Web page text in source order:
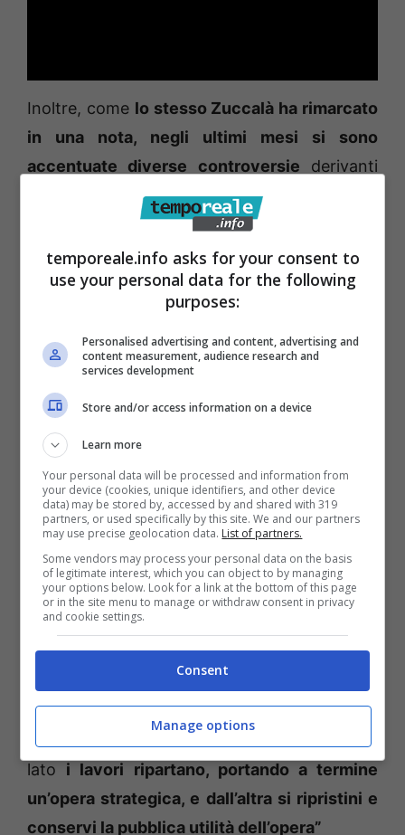
Inoltre, come lo stesso Zuccalà ha rimarcato
in una nota, negli ultimi mesi si sono
accentuate diverse controversie derivanti
privatizzazione del piazzale ex
“avvenuta in spregio al principio di
pubblica utilità dell’area e su cui si è basato sia
il progetto originario che l’acquisto dell’area
da parte del Consid da Ferrovie dello Stato”.
Si tratta di inattese complicazioni
burocratiche e amministrative che, tra
l’altro, sembrano allontanare la possibilità di
già assegnati dal Cipe e gli ulteriori 37
milioni per il completamento degli interventi
sull’infrastruttura ferroviaria e l’acquisto di
due convogli,che la Regione ha dichiarato di
aver inserito nella programmazione 2021-
2027.
“È urgente che tutti gli enti interessati, dal
alla Regione Lazio –ha commentato Zuccalà
– si impegnino concretamente affinché da un
lato i lavori ripartano, portando a termine
un’opera strategica, e dall’altra si ripristini e
conservi la pubblica utilità dell’opera”
temporeale.info asks for your consent to
use your personal data for the following
purposes:
Personalised advertising and content, advertising and
content measurement, audience research and
services development
Store and/or access information on a device
Learn more
Your personal data will be processed and information from
your device (cookies, unique identifiers, and other device
data) may be stored by, accessed by and shared with 319
partners, or used specifically by this site. We and our partners
may use precise geolocation data. List of partners.
Some vendors may process your personal data on the basis
of legitimate interest, which you can object to by managing
your options below. Look for a link at the bottom of this page
or in the site menu to manage or withdraw consent in privacy
and cookie settings.
Consent
Manage options